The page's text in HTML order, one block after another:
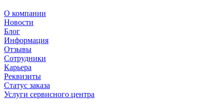
О компании
Новости
Блог
Информация
Отзывы
Сотрудники
Карьера
Реквизиты
Статус заказа
Услуги сервисного центра